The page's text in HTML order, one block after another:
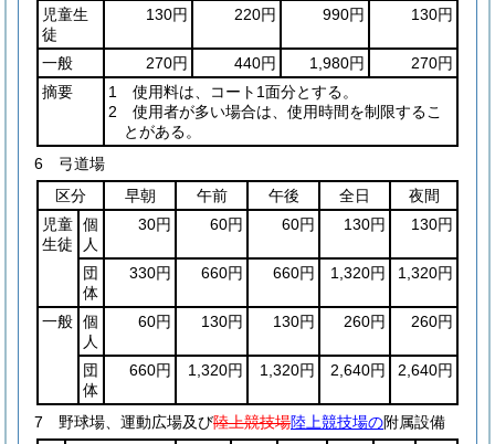
児童生
徒
130円 220円 990円 130円
一般 270円 440円 1,980円
270円
摘要
1 使用料は、コート1面分とする。
2 使用者が多い場合は、使用時間を制限するこ
とがある。
6 弓道場
区分
早朝 午前 午後 全日
夜間
児童
生徒
個
人
30円 60円 60円 130円 130円
団
体
330円 660円 660円 1,320円 1,320円
一般 個
人
60円 130円 130円 260円 260円
団
体
660円 1,320円 1,320円 2,640円 2,640円
7 野球場、運動広場及び陸上競技場陸上競技場の附属設備